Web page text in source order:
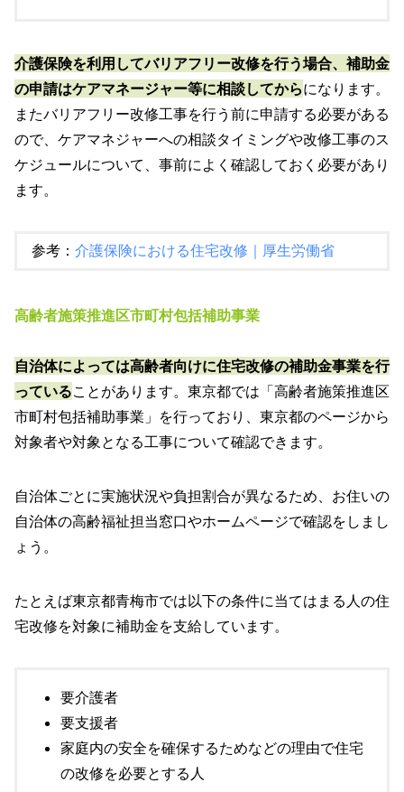
介護保険を利用してバリアフリー改修を行う場合、補助金
の申請はケアマネージャー等に相談してからになります。
またバリアフリー改修工事を行う前に申請する必要がある
ので、ケアマネジャーへの相談タイミングや改修工事のス
ケジュールについて、事前によく確認しておく必要があり
ます。
参考： 介護保険における住宅改修｜厚生労働省
高齢者施策推進区市町村包括補助事業
自治体によっては高齢者向けに住宅改修の補助金事業を行
っていることがあります。東京都では「高齢者施策推進区
市町村包括補助事業」を行っており、東京都のページから
対象者や対象となる工事について確認できます。
自治体ごとに実施状況や負担割合が異なるため、お住いの
自治体の高齢福祉担当窓口やホームページで確認をしまし
ょう。
たとえば東京都青梅市では以下の条件に当てはまる人の住
宅改修を対象に補助金を支給しています。
要介護者
要支援者
家庭内の安全を確保するためなどの理由で住宅
の改修を必要とする人